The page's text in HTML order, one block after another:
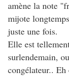
amène la note
mijote
juste une fois.
Elle est
surlendemain,
congélateur.. Eh